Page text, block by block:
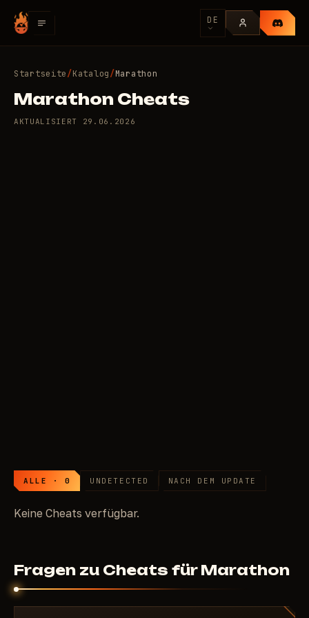
DE
Startseite/Katalog/Marathon
Marathon Cheats
AKTUALISIERT 29.06.2026
Cheat-Liste für Marathon
ALLE · 0 UNDETECTED NACH DEM UPDATE
Keine Cheats verfügbar.
Fragen zu Cheats für Marathon